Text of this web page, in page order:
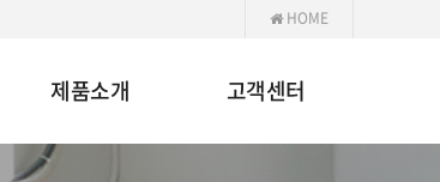
HOME
제품소개 고객센터